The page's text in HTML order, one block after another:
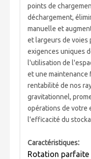
points de
déchargement,
manuelle et
et largeurs de voies
exigences uniques
l'utilisation de
et une maintenance
rentabilité de nos
gravitationnel,
opérations de votre
l'efficacité du
Caractéristiques:
Rotation parfaite